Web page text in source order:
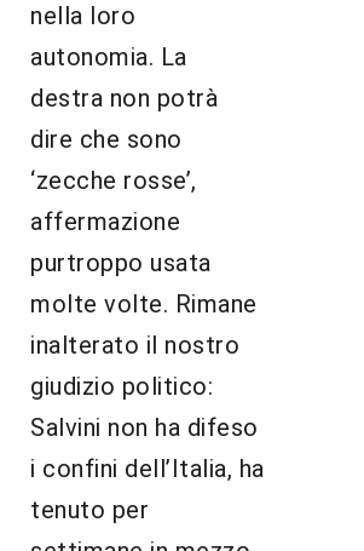
nella loro
autonomia. La
destra non potrà
dire che sono
‘zecche rosse’,
affermazione
purtroppo usata
molte volte. Rimane
inalterato il nostro
giudizio politico:
Salvini non ha difeso
i confini dell’Italia, ha
tenuto per